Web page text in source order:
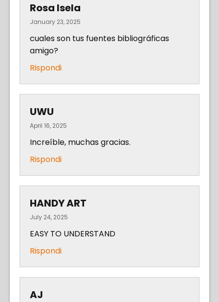
Rosa Isela
January 23, 2025
cuales son tus fuentes bibliográficas
amigo?
Rispondi
UWU
April 16, 2025
Increíble, muchas gracias.
Rispondi
HANDY ART
July 24, 2025
EASY TO UNDERSTAND
Rispondi
AJ